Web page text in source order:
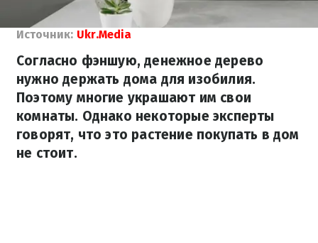
Источник: Ukr.Media
Согласно фэншую, денежное дерево
нужно держать дома для изобилия.
Поэтому многие украшают им свои
комнаты. Однако некоторые эксперты
говорят, что это растение покупать в дом
не стоит.